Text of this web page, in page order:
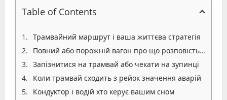
Table of Contents
Трамвайний маршрут і ваша життєва стратегія
Повний або порожній вагон про що розповість пасажиропотік
Запізнитися на трамвай або чекати на зупинці
Коли трамвай сходить з рейок значення аварій
Кондуктор і водій хто керує вашим сном